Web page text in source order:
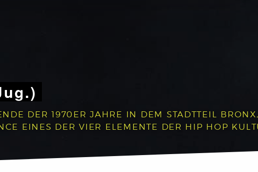
DER 1970ER JAHRE IN DEM STADTTEIL
EINES DER VIER ELEMENTE DER HIP HOP